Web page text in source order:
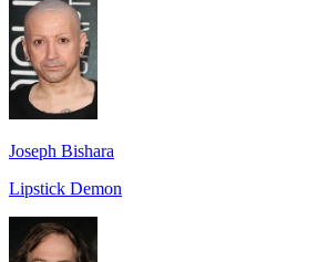
Joseph Bishara
Lipstick Demon